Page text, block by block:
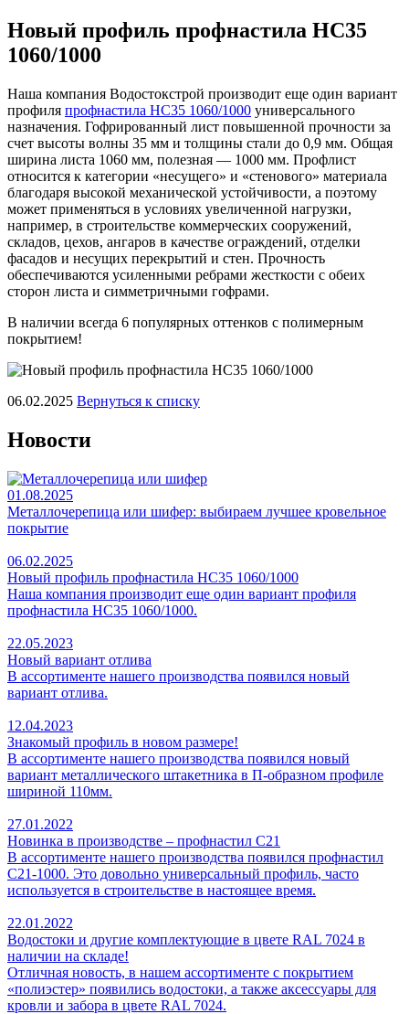
Новый профиль профнастила НС35
1060/1000
Наша компания Водостокстрой производит еще один вариант
профиля профнастила НС35 1060/1000 универсального
назначения. Гофрированный лист повышенной прочности за
счет высоты волны 35 мм и толщины стали до 0,9 мм. Общая
ширина листа 1060 мм, полезная — 1000 мм. Профлист
относится к категории «несущего» и «стенового» материала
благодаря высокой механической устойчивости, а поэтому
может применяться в условиях увеличенной нагрузки,
например, в строительстве коммерческих сооружений,
складов, цехов, ангаров в качестве ограждений, отделки
фасадов и несущих перекрытий и стен. Прочность
обеспечиваются усиленными ребрами жесткости с обеих
сторон листа и симметричными гофрами.
В наличии всегда 6 популярных оттенков с полимерным
покрытием!
06.02.2025 Вернуться к списку
Новости
01.08.2025
Металлочерепица или шифер: выбираем лучшее кровельное
покрытие
06.02.2025
Новый профиль профнастила НС35 1060/1000
Наша компания производит еще один вариант профиля
профнастила НС35 1060/1000.
22.05.2023
Новый вариант отлива
В ассортименте нашего производства появился новый
вариант отлива.
12.04.2023
Знакомый профиль в новом размере!
В ассортименте нашего производства появился новый
вариант металлического штакетника в П-образном профиле
шириной 110мм.
27.01.2022
Новинка в производстве – профнастил С21
В ассортименте нашего производства появился профнастил
С21-1000. Это довольно универсальный профиль, часто
используется в строительстве в настоящее время.
22.01.2022
Водостоки и другие комплектующие в цвете RAL 7024 в
наличии на складе!
Отличная новость, в нашем ассортименте с покрытием
«полиэстер» появились водостоки, а также аксессуары для
кровли и забора в цвете RAL 7024.